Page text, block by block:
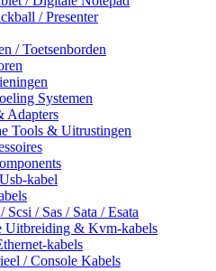
/ Presenter
/ Toetsenborden
Systemen
Adapters
Tools & Uitrustingen
kabel
/ Sas / Sata / Esata
Uitbreiding & Kvm-kabels
kabels
/ Console Kabels